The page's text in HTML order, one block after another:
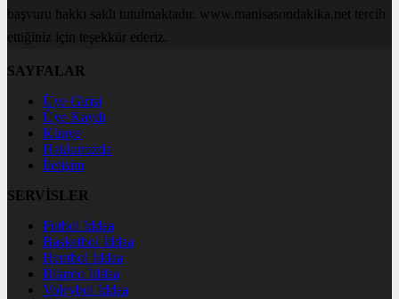
başvuru hakkı saklı tutulmaktadır. www.manisasondakika.net tercih
ettiğiniz için teşekkür ederiz.
SAYFALAR
Üye Girişi
Üye Kaydı
Künye
Hakkımızda
İletişim
SERVİSLER
Futbol İddaa
Basketbol İddaa
Hentbol İddaa
Bilardo İddaa
Voleybol İddaa